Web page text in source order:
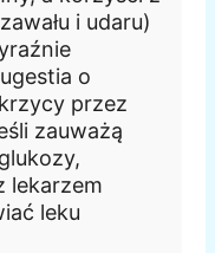
i udaru)
o
przez
zauważą
lekarzem
leku